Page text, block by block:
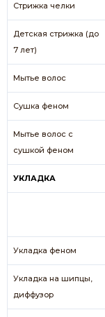
Стрижка челки
Детская стрижка (до
7 лет)
Мытье волос
Сушка феном
Мытье волос с
сушкой феном
УКЛАДКА
Укладка феном
Укладка на шипцы,
диффузор